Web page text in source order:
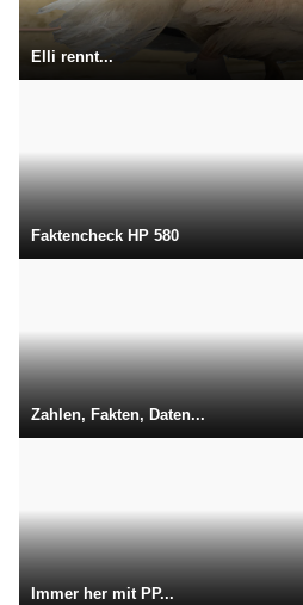
Elli rennt...
Faktencheck HP 580
Zahlen, Fakten, Daten...
Immer her mit PP...